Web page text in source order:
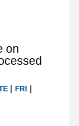
on
| FRI |